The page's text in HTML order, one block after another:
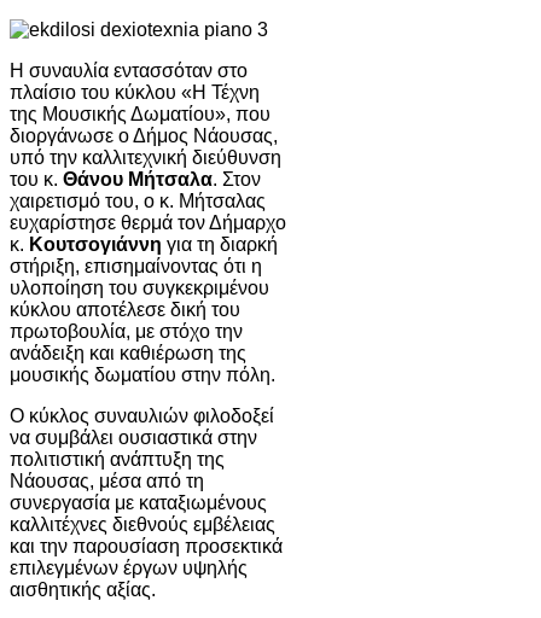
Η συναυλία εντασσόταν στο
πλαίσιο του κύκλου «Η Τέχνη
της Μουσικής Δωματίου», που
διοργάνωσε ο Δήμος Νάουσας,
υπό την καλλιτεχνική διεύθυνση
του κ. Θάνου Μήτσαλα. Στον
χαιρετισμό του, ο κ. Μήτσαλας
ευχαρίστησε θερμά τον Δήμαρχο
κ. Κουτσογιάννη για τη διαρκή
στήριξη, επισημαίνοντας ότι η
υλοποίηση του συγκεκριμένου
κύκλου αποτέλεσε δική του
πρωτοβουλία, με στόχο την
ανάδειξη και καθιέρωση της
μουσικής δωματίου στην πόλη.
Ο κύκλος συναυλιών φιλοδοξεί
να συμβάλει ουσιαστικά στην
πολιτιστική ανάπτυξη της
Νάουσας, μέσα από τη
συνεργασία με καταξιωμένους
καλλιτέχνες διεθνούς εμβέλειας
και την παρουσίαση προσεκτικά
επιλεγμένων έργων υψηλής
αισθητικής αξίας.